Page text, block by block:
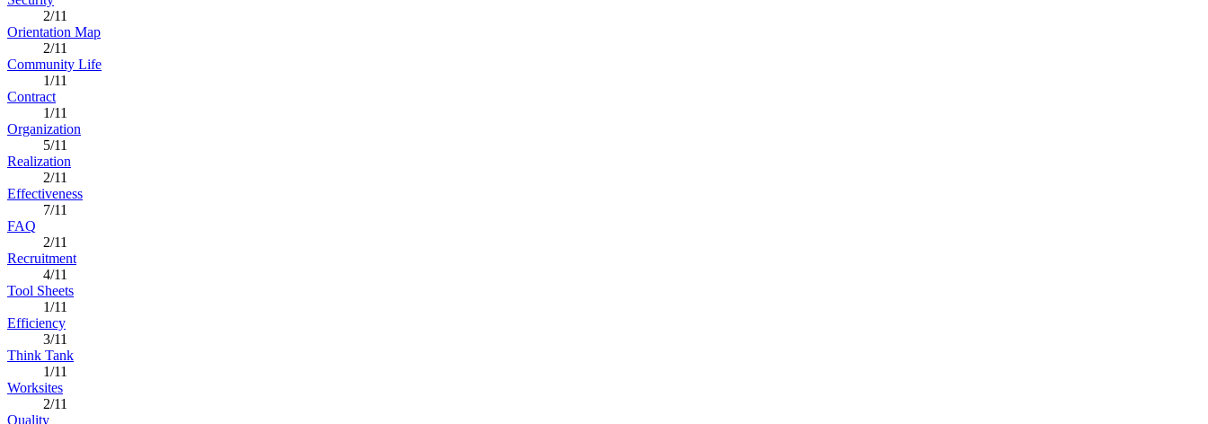
2/11
Orientation Map
2/11
Community Life
1/11
Contract
1/11
Organization
5/11
Realization
2/11
Effectiveness
7/11
FAQ
2/11
Recruitment
4/11
Tool Sheets
1/11
Efficiency
3/11
Think Tank
1/11
Worksites
2/11
Quality